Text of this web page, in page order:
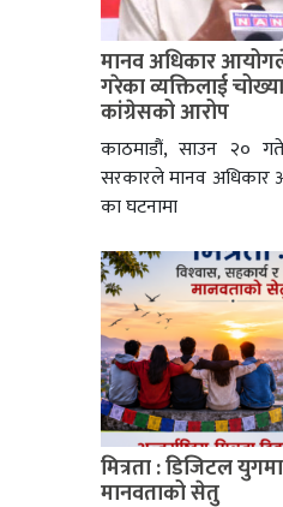
मानव अधिकार
गरेका व्यक्तिलाई
कांग्रेसको आरोप
काठमाडौं, साउन २०
सरकारले मानव अधिकार
का घटनामा
मित्रता : डिजिटल
मानवताको सेतु